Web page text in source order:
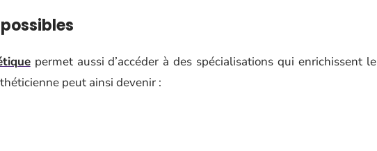
permet aussi d’accéder à des spécialisations qui enrichissent le
peut ainsi devenir :